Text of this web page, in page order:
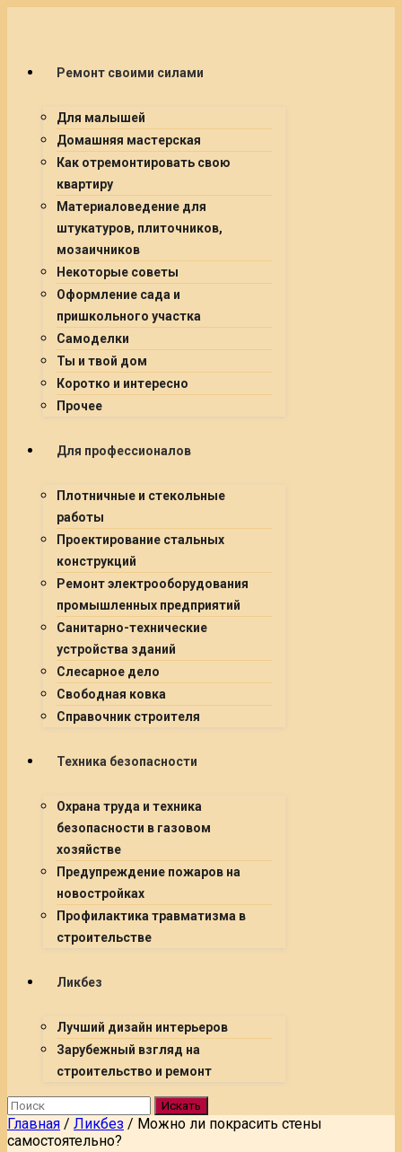
Ремонт своими силами
Для малышей
Домашняя мастерская
Как отремонтировать свою
квартиру
Материаловедение для
штукатуров, плиточников,
мозаичников
Некоторые советы
Оформление сада и
пришкольного участка
Самоделки
Ты и твой дом
Коротко и интересно
Прочее
Для профессионалов
Плотничные и стекольные
работы
Проектирование стальных
конструкций
Ремонт электрооборудования
промышленных предприятий
Санитарно-технические
устройства зданий
Слесарное дело
Свободная ковка
Справочник строителя
Техника безопасности
Охрана труда и техника
безопасности в газовом
хозяйстве
Предупреждение пожаров на
новостройках
Профилактика травматизма в
строительстве
Ликбез
Лучший дизайн интерьеров
Зарубежный взгляд на
строительство и ремонт
Искать
Главная / Ликбез / Можно ли покрасить стены
самостоятельно?